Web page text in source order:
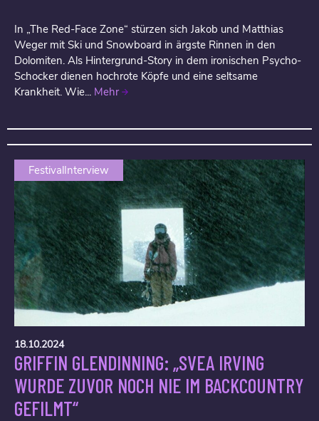
In „The Red-Face Zone“ stürzen sich Jakob und Matthias
Weger mit Ski und Snowboard in ärgste Rinnen in den
Dolomiten. Als Hintergrund-Story in dem ironischen Psycho-
Schocker dienen hochrote Köpfe und eine seltsame
Krankheit. Wie... Mehr
FestivalInterview
18.10.2024
GRIFFIN GLENDINNING: „SVEA IRVING
WURDE ZUVOR NOCH NIE IM BACKCOUNTRY
GEFILMT“